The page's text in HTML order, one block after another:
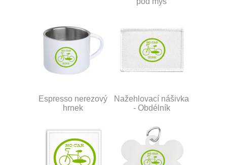
Espresso nerezový
hrnek
Nažehlovací nášivka
- Obdélník